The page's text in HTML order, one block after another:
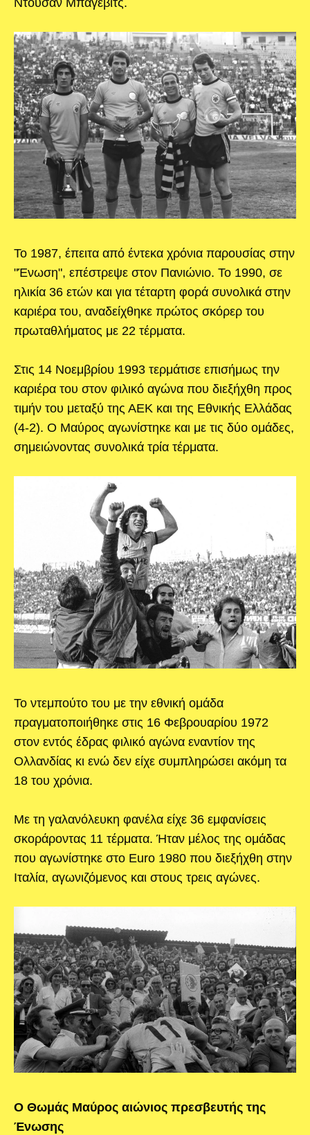
Ντούσαν Μπάγεβιτς.
Το 1987, έπειτα από έντεκα χρόνια παρουσίας στην
"Ένωση", επέστρεψε στον Πανιώνιο. Το 1990, σε
ηλικία 36 ετών και για τέταρτη φορά συνολικά στην
καριέρα του, αναδείχθηκε πρώτος σκόρερ του
πρωταθλήματος με 22 τέρματα.
Στις 14 Νοεμβρίου 1993 τερμάτισε επισήμως την
καριέρα του στον φιλικό αγώνα που διεξήχθη προς
τιμήν του μεταξύ της ΑΕΚ και της Εθνικής Ελλάδας
(4-2). Ο Μαύρος αγωνίστηκε και με τις δύο ομάδες,
σημειώνοντας συνολικά τρία τέρματα.
Το ντεμπούτο του με την εθνική ομάδα
πραγματοποιήθηκε στις 16 Φεβρουαρίου 1972
στον εντός έδρας φιλικό αγώνα εναντίον της
Ολλανδίας κι ενώ δεν είχε συμπληρώσει ακόμη τα
18 του χρόνια.
Με τη γαλανόλευκη φανέλα είχε 36 εμφανίσεις
σκοράροντας 11 τέρματα. Ήταν μέλος της ομάδας
που αγωνίστηκε στο Euro 1980 που διεξήχθη στην
Ιταλία, αγωνιζόμενος και στους τρεις αγώνες.
Ο Θωμάς Μαύρος αιώνιος πρεσβευτής της
Ένωσης